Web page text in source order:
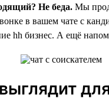
Не беда. Мы
в вашем чате с
hh бизнес. А ещё